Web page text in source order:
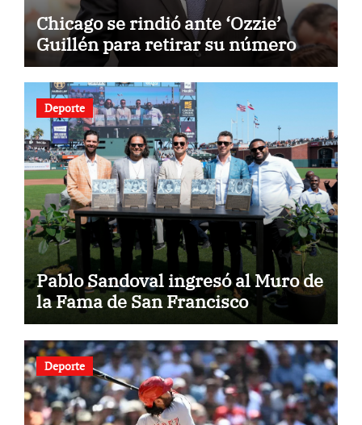
Chicago se rindió ante ‘Ozzie’
Guillén para retirar su número
Deporte
Pablo Sandoval ingresó al Muro de
la Fama de San Francisco
Deporte